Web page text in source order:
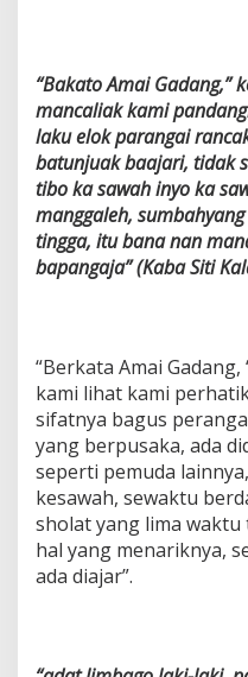
“Bakato Amai Gadang,”
mancaliak kami
laku elok parangai
batunjuak baajari, tidak
tibo ka sawah inyo ka
manggaleh,
tingga, itu bana nan
bapangaja” (Kaba Siti
“Berkata Amai
kami lihat kami
sifatnya bagus
yang berpusaka, ada
seperti pemuda
kesawah, sewaktu
sholat yang lima
hal yang menariknya,
ada diajar”.